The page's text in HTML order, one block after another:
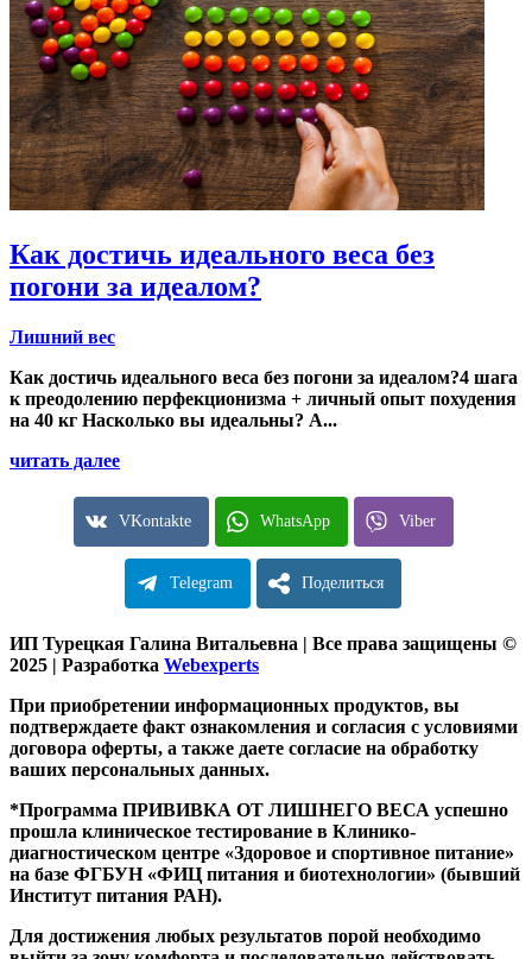
Как достичь идеального веса без
погони за идеалом?
Лишний вес
Как достичь идеального веса без погони за идеалом?4 шага
к преодолению перфекционизма + личный опыт похудения
на 40 кг Насколько вы идеальны? А...
читать далее
VKontakte WhatsApp Viber
Telegram Поделиться
ИП Турецкая Галина Витальевна | Все права защищены ©
2025 | Разработка Webexperts
При приобретении информационных продуктов, вы
подтверждаете факт ознакомления и согласия с условиями
договора оферты, а также даете согласие на обработку
ваших персональных данных.
*Программа ПРИВИВКА ОТ ЛИШНЕГО ВЕСА успешно
прошла клиническое тестирование в Клинико-
диагностическом центре «Здоровое и спортивное питание»
на базе ФГБУН «ФИЦ питания и биотехнологии» (бывший
Институт питания РАН).
Для достижения любых результатов порой необходимо